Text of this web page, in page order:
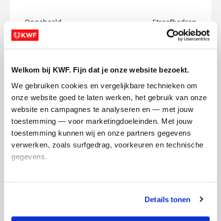
Welkom bij KWF. Fijn dat je onze website bezoekt.
We gebruiken cookies en vergelijkbare technieken om
onze website goed te laten werken, het gebruik van onze
website en campagnes te analyseren en — met jouw
toestemming — voor marketingdoeleinden. Met jouw
toestemming kunnen wij en onze partners gegevens
verwerken, zoals surfgedrag, voorkeuren en technische
gegevens.
tonen. Je kunt je toestemming op elk moment wijzigen of
intrekken via Cookie instellingen onderaan de pagina. De
Details tonen
Opgehaald
€0
Streefbedrag
€750
Roosmarijn's badges